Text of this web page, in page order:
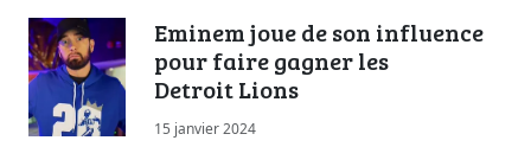
Eminem joue de son influence
pour faire gagner les
Detroit Lions
15 janvier 2024